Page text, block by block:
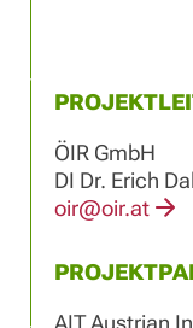
ÖIR GmbH
DI Dr. Erich
oir@oir.at
AIT Austrian